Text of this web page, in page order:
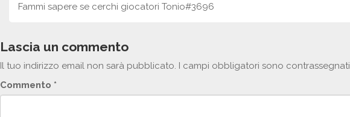
Fammi sapere se cerchi giocatori Tonio#3696
Lascia un commento
Il tuo indirizzo email non sarà pubblicato. I campi obbligatori sono contrassegnati
Commento *